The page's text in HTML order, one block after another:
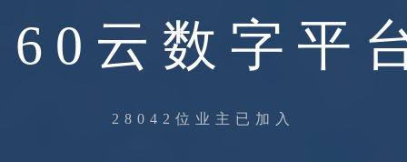
云数字平
28042位业主已加入